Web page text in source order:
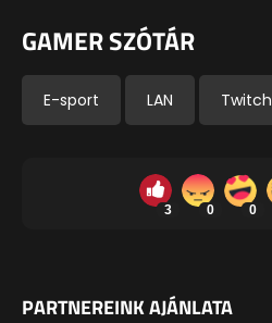
GAMER SZÓTÁR
E-sport LAN Twitch
3 0 0
PARTNEREINK AJÁNLATA